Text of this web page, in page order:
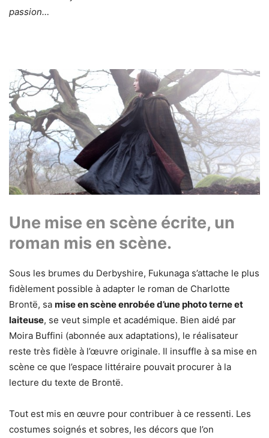
passion…
Une mise en scène écrite, un
roman mis en scène.
Sous les brumes du Derbyshire, Fukunaga s’attache le plus
fidèlement possible à adapter le roman de Charlotte
Brontë, sa mise en scène enrobée d’une photo terne et
laiteuse, se veut simple et académique. Bien aidé par
Moira Buffini (abonnée aux adaptations), le réalisateur
reste très fidèle à l’œuvre originale. Il insuffle à sa mise en
scène ce que l’espace littéraire pouvait procurer à la
lecture du texte de Brontë.
Tout est mis en œuvre pour contribuer à ce ressenti. Les
costumes soignés et sobres, les décors que l’on